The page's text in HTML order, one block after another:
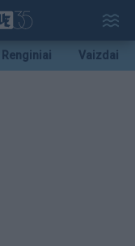
Renginiai Vaizdai